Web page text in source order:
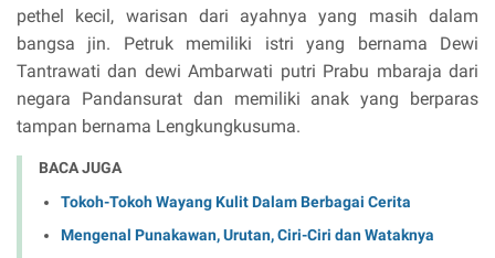
pethel kecil, warisan dari ayahnya yang masih dalam
bangsa jin. Petruk memiliki istri yang bernama Dewi
Tantrawati dan dewi Ambarwati putri Prabu mbaraja dari
negara Pandansurat dan memiliki anak yang berparas
tampan bernama Lengkungkusuma.
BACA JUGA
Tokoh-Tokoh Wayang Kulit Dalam Berbagai Cerita
Mengenal Punakawan, Urutan, Ciri-Ciri dan Wataknya